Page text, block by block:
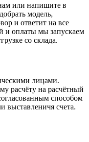
или напишите в
модель,
и ответит на все
и оплаты мы запускаем
со склада.
лицами.
расчёту на расчётный
способом
выставленичя счета.